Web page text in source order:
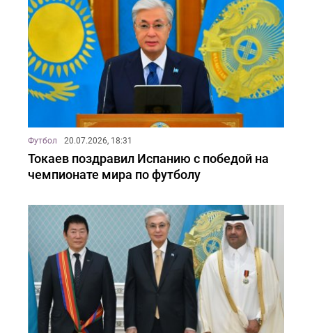
Футбол 20.07.2026, 18:31
Токаев поздравил Испанию с победой на
чемпионате мира по футболу